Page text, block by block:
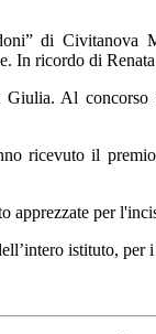
di
ricordo di
Al
ricevuto il
apprezzate per
istituto, per